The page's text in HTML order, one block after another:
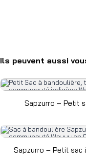
Ils peuvent aussi
Sapzurro – Petit
Sapzurro – Petit sac